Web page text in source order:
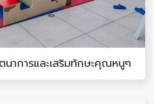
าการและเสริมทักษะคุณหนูๆ